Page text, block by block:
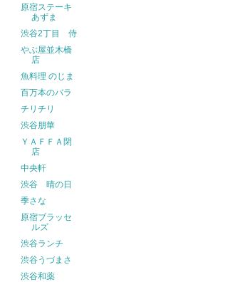
原宿ステーキ
あずま
渋谷2丁目 侍
やぶ屋並木橋
店
魚料理 のじま
百万本のバラ
チリチリ
渋谷朋華
ＹＡＦＦＡ閉
店
中央軒
渋谷 晴の日
季さな
原宿ブラッセ
ルズ
渋谷ランチ
渋谷うづまさ
渋谷和薬